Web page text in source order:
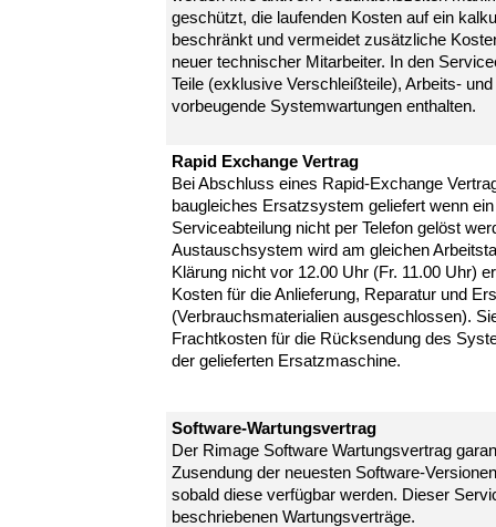
geschützt, die laufenden Kosten auf ein
beschränkt und vermeidet zusätzliche
neuer technischer Mitarbeiter. In den
Teile (exklusive Verschleißteile), Arbeits-
vorbeugende Systemwartungen enthalten.
Rapid Exchange Vertrag
Bei Abschluss eines Rapid-Exchange
baugleiches Ersatzsystem geliefert wenn
Serviceabteilung nicht per Telefon gelöst
Austauschsystem wird am gleichen
Klärung nicht vor 12.00 Uhr (Fr. 11.00 Uhr)
Kosten für die Anlieferung, Reparatur und
(Verbrauchsmaterialien ausgeschlossen).
Frachtkosten für die Rücksendung des
der gelieferten Ersatzmaschine.
Software-Wartungsvertrag
Der Rimage Software Wartungsvertrag
Zusendung der neuesten Software-
sobald diese verfügbar werden. Dieser
beschriebenen Wartungsverträge.